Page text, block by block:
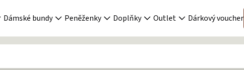
Dámské bundy Peněženky Doplňky Outlet Dárkový voucher